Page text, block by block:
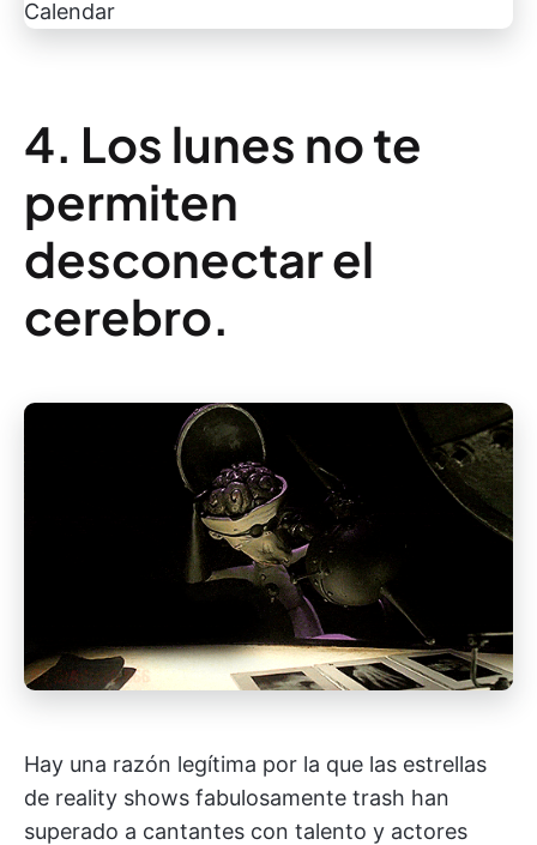
4. Los lunes no te
permiten
desconectar el
cerebro.
Hay una razón legítima por la que las estrellas
de reality shows fabulosamente trash han
superado a cantantes con talento y actores